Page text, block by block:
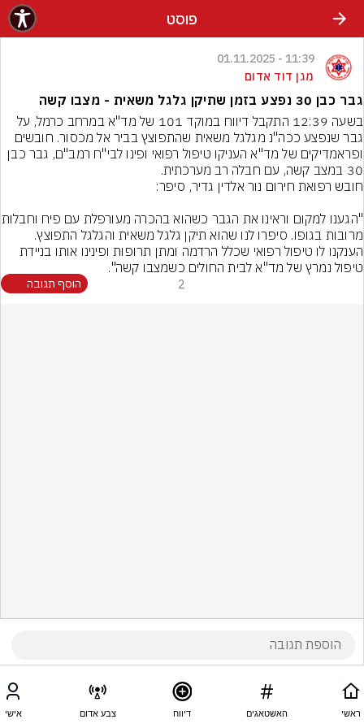
פוסט
11:39 - 01.11.2025
מגן דוד אדום
גבר כבן 30 נפצע בזמן שתיקן גלגל משאית - מצבו קשה
30 במצב קשה, עם חבלה רב מערכתית.
הענקנו לו טיפול רפואי שכלל הרדמה ומתן תרופות ופינינו אותו בניידת
טיפול נמרץ של מד"א לבית החולים כשמצבו קשה".
2 הוסף תגובה
ראשי האשטאגים דיווח צבע אדום אישי